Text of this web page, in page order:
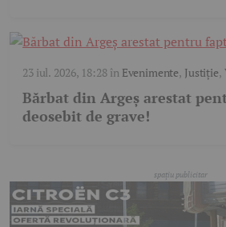
23 iul. 2026, 18:28în Evenimente, Justiție,
Bărbat din Argeș arestat
deosebit de grave!